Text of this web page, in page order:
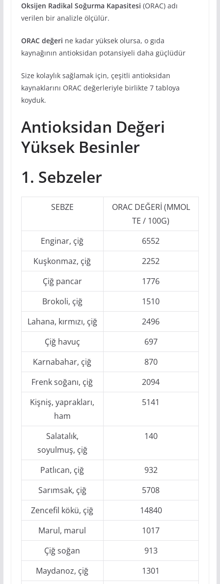
Oksijen Radikal Soğurma Kapasitesi (ORAC) adı
verilen bir analizle ölçülür.
ORAC değeri ne kadar yüksek olursa, o gıda
kaynağının antioksidan potansiyeli daha güçlüdür
Size kolaylık sağlamak için, çeşitli antioksidan
kaynaklarını ORAC değerleriyle birlikte 7 tabloya
koyduk.
Antioksidan Değeri
Yüksek Besinler
1. Sebzeler
SEBZE
ORAC DEĞERİ (ΜMOL
TE / 100G)
Enginar, çiğ
6552
Kuşkonmaz, çiğ
2252
Çiğ pancar
1776
Brokoli, çiğ
1510
Lahana, kırmızı, çiğ
2496
Çiğ havuç
697
Karnabahar, çiğ
870
Frenk soğanı, çiğ
2094
Kişniş, yaprakları,
ham
5141
Salatalık,
soyulmuş, çiğ
140
Patlıcan, çiğ
932
Sarımsak, çiğ
5708
Zencefil kökü, çiğ
14840
Marul, marul
1017
Çiğ soğan
913
Maydanoz, çiğ
1301